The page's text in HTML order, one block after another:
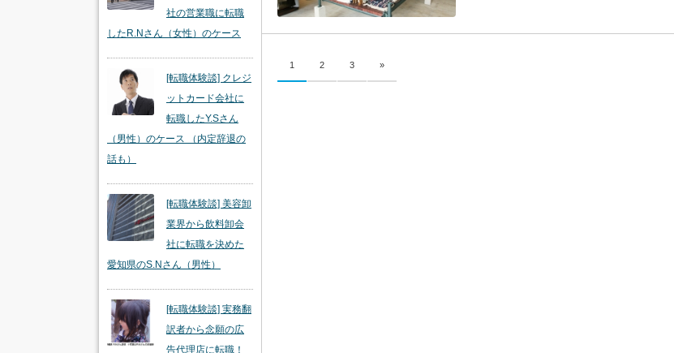
1 2 3 »
社の営業職に転職
したR.Nさん（女性）のケース
[転職体験談] クレジ
ットカード会社に
転職したY.Sさん
（男性）のケース （内定辞退の
話も）
[転職体験談] 美容卸
業界から飲料卸会
社に転職を決めた
愛知県のS.Nさん（男性）
[転職体験談] 実務翻
訳者から念願の広
告代理店に転職！